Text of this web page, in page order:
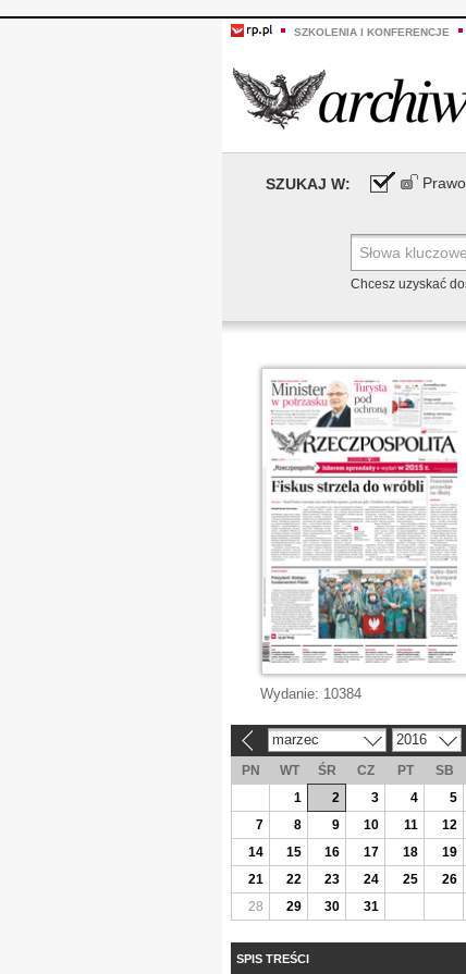
SZKOLENIA I KONFERENCJE
SZUKAJ W: Prawo
Chcesz uzyskać
Wydanie: 10384
marzec 2016
PN WT ŚR CZ PT SB
1
2 3 4 5
7
8 9 10 11 12
14
15 16 17 18 19
21
22 23 24 25 26
28
29 30 31
SPIS TREŚCI